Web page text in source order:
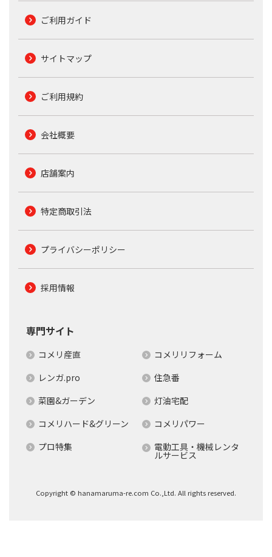
ご利用ガイド
サイトマップ
ご利用規約
会社概要
店舗案内
特定商取引法
プライバシーポリシー
採用情報
専門サイト
コメリ産直
コメリリフォーム
レンガ.pro
住急番
菜園&ガーデン
灯油宅配
コメリハード&グリーン
コメリパワー
プロ特集
電動工具・機械レンタ
ルサービス
Copyright © hanamaruma-re.com Co.,Ltd. All rights reserved.